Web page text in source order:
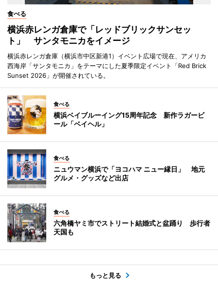
食べる
横浜赤レンガ倉庫で「レッドブリックサンセッ
ト」 サンタモニカをイメージ
横浜赤レンガ倉庫（横浜市中区新港1）イベント広場で現在、アメリカ
西海岸「サンタモニカ」をテーマにした夏季限定イベント「Red Brick
Sunset 2026」が開催されている。
食べる
横浜ベイブルーイング15周年記念 新作ラガービ
ール「ベイヘル」
食べる
ニュウマン横浜で「ヨコハマ ニュー縁日」 地元
グルメ・グッズなど出店
食べる
六角橋ヤミ市でストリート結婚式と盆踊り 歩行者
天国も
もっと見る